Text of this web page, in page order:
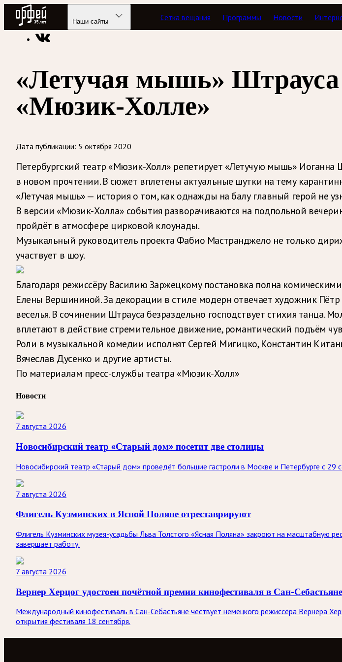
Радио Орфей
Наши сайты Сетка вещания Программы Новости
Радио классической музыки «Орфей» Новости
«Летучая мышь» Штрауса
«Мюзик-Холле»
Дата публикации: 5 октября 2020
Петербургский театр «Мюзик-Холл» репетирует «Летучую мышь» Иоганна
в новом прочтении. В сюжет вплетены актуальные шутки на тему
«Летучая мышь» — история о том, как однажды на балу главный герой не
В версии «Мюзик-Холла» события разворачиваются на подпольной
пройдёт в атмосфере цирковой клоунады.
Музыкальный руководитель проекта Фабио Мастранджело не только
участвует в шоу.
Благодаря режиссёру Василию Заржецкому постановка полна
Елены Вершининой. За декорации в стиле модерн отвечает художник
веселья. В сочинении Штрауса безраздельно господствует стихия
вплетают в действие стремительное движение, романтический подъём
Роли в музыкальной комедии исполнят Сергей Мигицко, Константин
Вячеслав Дусенко и другие артисты.
По материалам пресс-службы театра «Мюзик-Холл»
Новости
7 августа 2026
Новосибирский театр «Старый дом» посетит две столицы
Новосибирский театр «Старый дом» проведёт большие гастроли в Москве и Петербурге с 29
7 августа 2026
Флигель Кузминских в Ясной Поляне отреставрируют
Флигель Кузминских музея-усадьбы Льва Толстого «Ясная Поляна» закроют на масштабную
завершает работу.
7 августа 2026
Вернер Херцог удостоен почётной премии кинофестиваля в Сан-Себастьяне
Международный кинофестиваль в Сан-Себастьяне чествует немецкого режиссёра Вернера
открытия фестиваля 18 сентября.